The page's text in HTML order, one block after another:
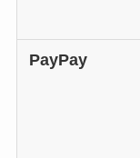
PayPay